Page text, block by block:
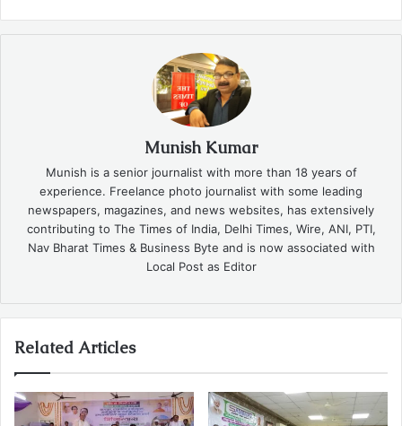
Munish Kumar
Munish is a senior journalist with more than 18 years of
experience. Freelance photo journalist with some leading
newspapers, magazines, and news websites, has extensively
contributing to The Times of India, Delhi Times, Wire, ANI, PTI,
Nav Bharat Times & Business Byte and is now associated with
Local Post as Editor
Related Articles